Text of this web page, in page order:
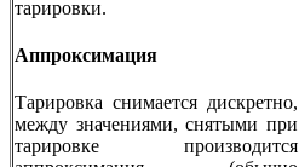
тарировки.
Аппроксимация
Тарировка снимается дискретно,
между значениями, снятыми при
тарировке производится